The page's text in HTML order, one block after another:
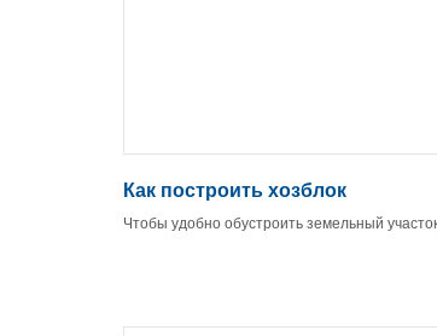
Как построить хозблок
Чтобы удобно обустроить земельный